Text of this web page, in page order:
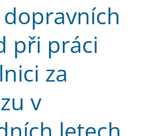
při práci
za
v